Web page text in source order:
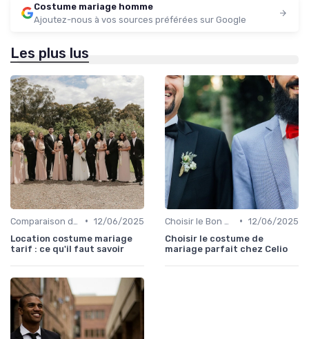
Costume mariage homme
Ajoutez-nous à vos sources préférées sur Google
Les plus lus
• 12/06/2025
Location costume mariage
tarif : ce qu'il faut savoir
• 12/06/2025
Choisir le costume de
mariage parfait chez Celio